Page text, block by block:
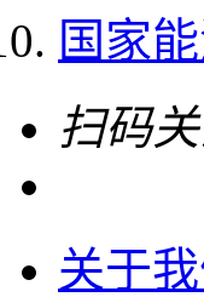
国家
扫码
关于我